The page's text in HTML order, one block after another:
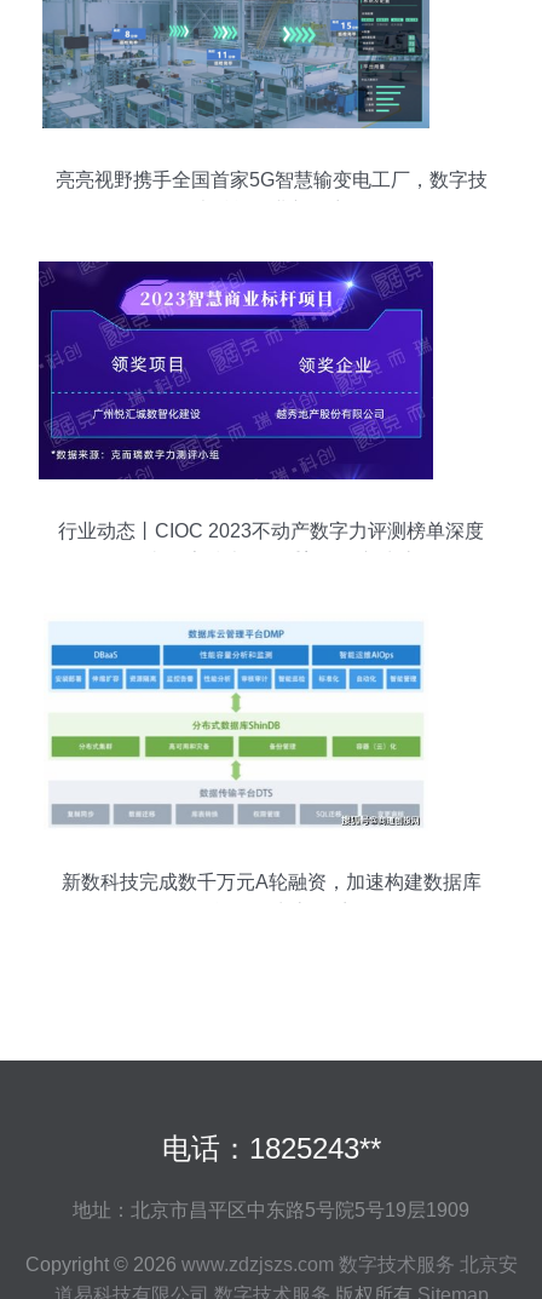
亮亮视野携手全国首家5G智慧输变电工厂，数字技
行业动态丨CIOC 2023不动产数字力评测榜单深度
新数科技完成数千万元A轮融资，加速构建数据库
电话：1825243**
地址：北京市昌平区中东路5号院5号19层1909
Copyright © 2026 www.zdzjszs.com 数字技术服务 北京安
道易科技有限公司 数字技术服务 版权所有 Sitemap